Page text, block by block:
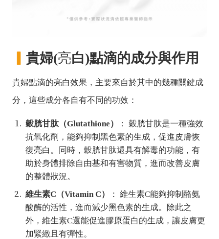
貴婦(亮白)點滴的成分與作用
貴婦點滴的亮白效果，主要來自於其中的幾種關鍵成
分，這些成分各自有不同的功效：
穀胱甘肽（Glutathione）
： 穀胱甘肽是一種強效
抗氧化劑，能夠抑制黑色素的生成，促進皮膚恢
復亮白。同時，穀胱甘肽還具有解毒的功能，有
助於身體排除自由基和有害物質，進而改善皮膚
的整體狀況。
維生素C（Vitamin C）
： 維生素C能夠抑制酪氨
酸酶的活性，進而減少黑色素的生成。除此之
外，維生素C還能促進膠原蛋白的生成，讓皮膚更
加緊緻且有彈性。